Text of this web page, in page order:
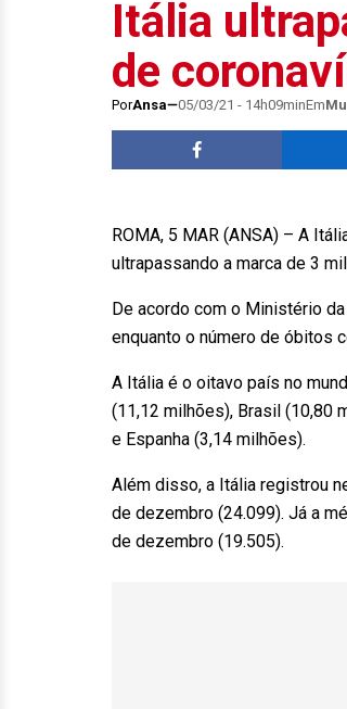
Itália
de
PorAnsa 05/03/21 - 14h09minEm
ROMA, 5 MAR (ANSA) – A
ultrapassando a marca de 3
De acordo com o Ministério
enquanto o número de óbitos
A Itália é o oitavo país no
(11,12 milhões), Brasil (10,80
e Espanha (3,14 milhões).
Além disso, a Itália registrou
de dezembro (24.099). Já a
de dezembro (19.505).